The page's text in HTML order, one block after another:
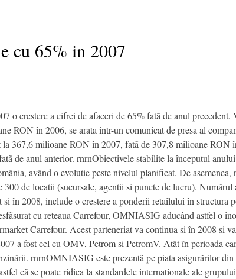
cu 65% in 2007
crestere a cifrei de afaceri de 65% fatã de anul precedent.
RON în 2006, se arata intr-un comunicat de presa al
367,6 milioane RON în 2007, fatã de 307,8 milioane
de anul anterior. rnrnObiectivele stabilite la începutul
având o evolutie peste nivelul planificat. De
de locatii (sucursale, agentii si puncte de lucru). Numãrul
în 2008, include o crestere a ponderii retailului în structura
cu reteaua Carrefour, OMNIASIG aducând astfel o
Carrefour. Acest parteneriat va continua si în 2008 si
a fost cel cu OMV, Petrom si PetromV. Atât în perioada
rnrnOMNIASIG este prezentã pe piata asigurãrilor
cã se poate ridica la standardele internationale ale